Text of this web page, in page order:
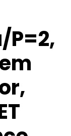
P=2,